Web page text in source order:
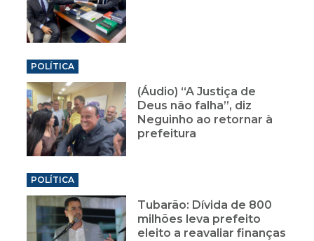
POLÍTICA
(Áudio) “A Justiça de
Deus não falha”, diz
Neguinho ao retornar à
prefeitura
POLÍTICA
Tubarão: Dívida de 800
milhões leva prefeito
eleito a reavaliar finanças